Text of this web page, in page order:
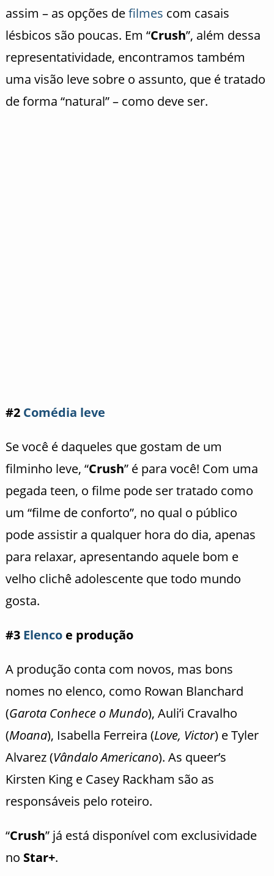
assim – as opções defilmes com casais
lésbicos são poucas. Em “Crush”, além dessa
representatividade, encontramos também
uma visão leve sobre o assunto, que é tratado
de forma “natural” – como deve ser.
#2 Comédia leve
Se você é daqueles que gostam de um
filminho leve, “Crush” é para você! Com uma
pegada teen, o filme pode ser tratado como
um “filme de conforto”, no qual o público
pode assistir a qualquer hora do dia, apenas
para relaxar, apresentando aquele bom e
velho clichê adolescente que todo mundo
gosta.
#3 Elencoe produção
A produção conta com novos, mas bons
nomes no elenco, como Rowan Blanchard
(Garota Conhece o Mundo), Auli’i Cravalho
(Moana), Isabella Ferreira (Love, Victor) e Tyler
Alvarez (Vândalo Americano). As queer’s
Kirsten King e Casey Rackham são as
responsáveis pelo roteiro.
“Crush” já está disponível com exclusividade
no Star+.